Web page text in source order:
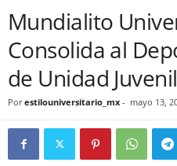
Mundialito
Consolida al
de Unidad
Por estilouniversitario_mx - mayo 13,